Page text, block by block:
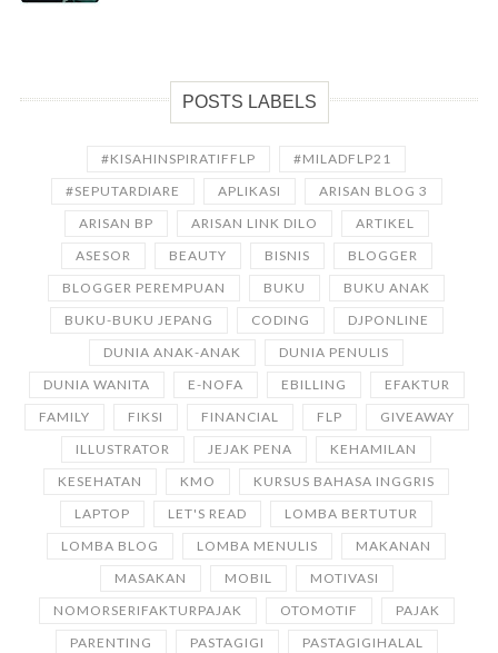
POSTS LABELS
#KISAHINSPIRATIFFLP
#MILADFLP21
#SEPUTARDIARE
APLIKASI
ARISAN BLOG 3
ARISAN BP
ARISAN LINK DILO
ARTIKEL
ASESOR
BEAUTY BISNIS
BLOGGER
BLOGGER PEREMPUAN
BUKU
BUKU ANAK
BUKU-BUKU JEPANG
CODING
DJPONLINE
DUNIA ANAK-ANAK
DUNIA PENULIS
DUNIA WANITA
E-NOFA EBILLING
EFAKTUR
FAMILY
FIKSI FINANCIAL FLP
GIVEAWAY
ILLUSTRATOR
JEJAK PENA
KEHAMILAN
KESEHATAN
KMO
KURSUS BAHASA INGGRIS
LAPTOP
LET'S READ
LOMBA BERTUTUR
LOMBA BLOG
LOMBA MENULIS
MAKANAN
MASAKAN
MOBIL
MOTIVASI
NOMORSERIFAKTURPAJAK
OTOMOTIF
PAJAK
PARENTING
PASTAGIGI PASTAGIGIHALAL